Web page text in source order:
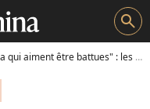
search
être battues" : les propos hallucinants des hommes dans une vidéo de 1975